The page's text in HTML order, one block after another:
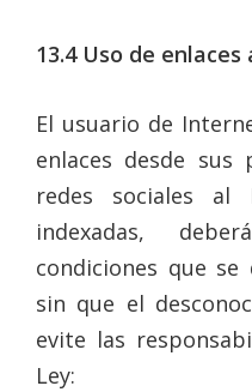
13.4 Uso de
El usuario de
enlaces desde
redes sociales al
indexadas,
condiciones que
sin que el
evite las
Ley: